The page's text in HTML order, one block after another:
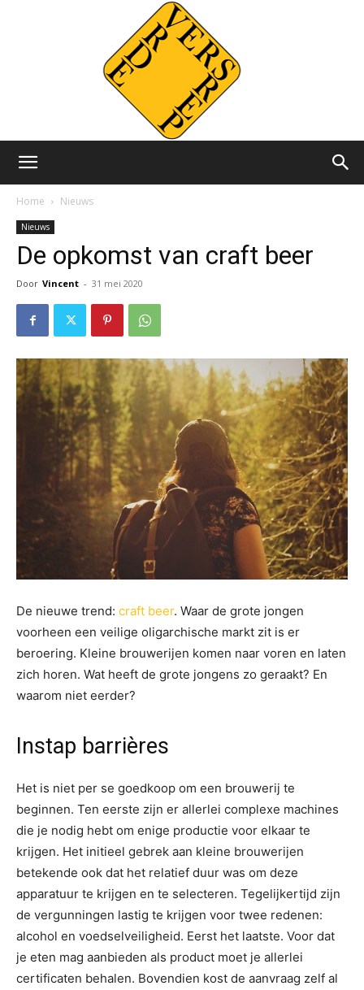
Home
Nieuws
Nieuws
De opkomst van craft beer
Door Vincent - 31 mei 2020
De nieuwe trend: craft beer. Waar de grote jongen
voorheen een veilige oligarchische markt zit is er
beroering. Kleine brouwerijen komen naar voren en laten
zich horen. Wat heeft de grote jongens zo geraakt? En
waarom niet eerder?
Instap barrières
Het is niet per se goedkoop om een brouwerij te
beginnen. Ten eerste zijn er allerlei complexe machines
die je nodig hebt om enige productie voor elkaar te
krijgen. Het initieel gebrek aan kleine brouwerijen
betekende ook dat het relatief duur was om deze
apparatuur te krijgen en te selecteren. Tegelijkertijd zijn
de vergunningen lastig te krijgen voor twee redenen:
alcohol en voedselveiligheid. Eerst het laatste. Voor dat
je eten mag aanbieden als product moet je allerlei
certificaten behalen. Bovendien kost de aanvraag zelf al